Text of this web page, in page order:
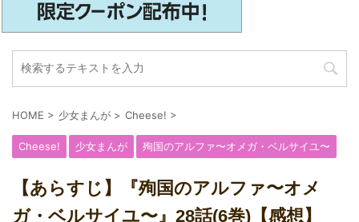
HOME > 少女まんが > Cheese! >
Cheese! 少女まんが 殉国のアルファ〜オメガ・ベルサイユ〜
【あらすじ】『殉国のアルファ〜オメ
ガ・ベルサイユ〜』28話(6巻)【感想】